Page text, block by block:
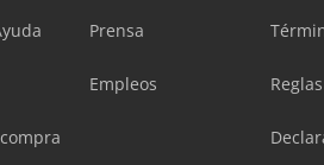
Prensa
Empleos